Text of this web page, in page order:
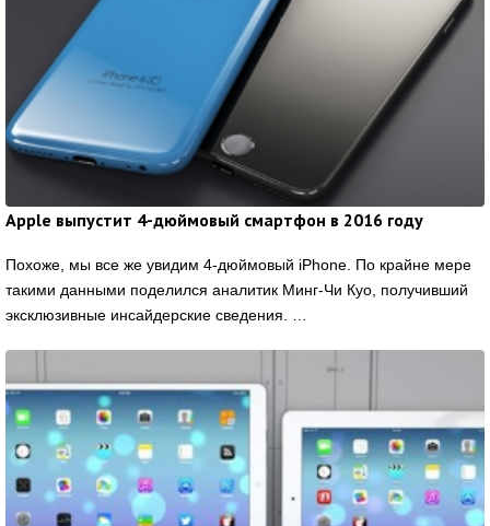
Apple выпустит 4-дюймовый смартфон в 2016 году
Похоже, мы все же увидим 4-дюймовый iPhone. По крайне мере
такими данными поделился аналитик Минг-Чи Куо, получивший
эксклюзивные инсайдерские сведения. …